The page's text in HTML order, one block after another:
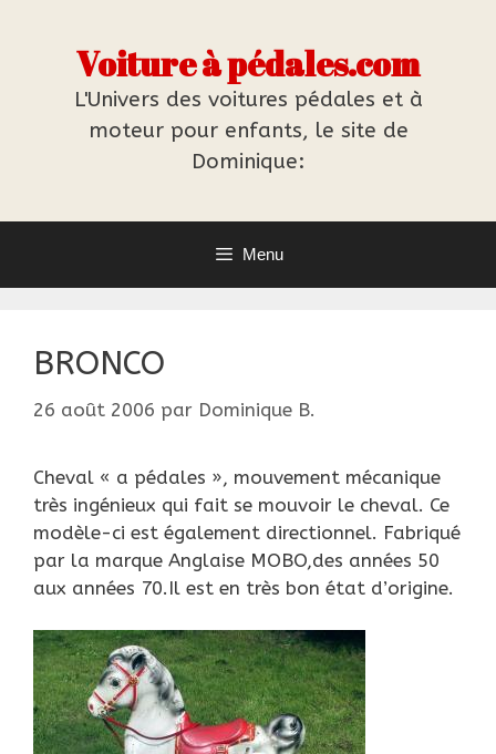
Voiture à pédales.com
L'Univers des voitures pédales et à
moteur pour enfants, le site de
Dominique:
Menu
BRONCO
26 août 2006 par Dominique B.
Cheval « a pédales », mouvement mécanique
très ingénieux qui fait se mouvoir le cheval. Ce
modèle-ci est également directionnel. Fabriqué
par la marque Anglaise MOBO,des années 50
aux années 70.Il est en très bon état d’origine.